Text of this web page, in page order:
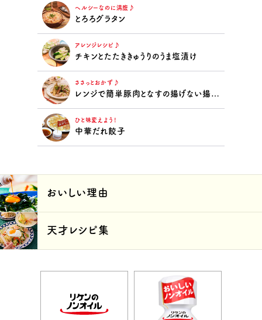
ヘルシーなのに満腹♪
とろろグラタン
アレンジレシピ♪
チキンとたたききゅうりのうま塩漬け
ささっとおかず♪
レンジで簡単豚肉となすの揚げない揚げ浸し
ひと味変えよう！
中華だれ餃子
おいしい理由
天才レシピ集